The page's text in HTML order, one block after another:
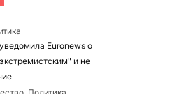
Euronews о
и не